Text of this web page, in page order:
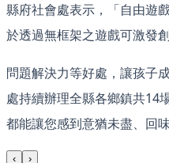
縣府社會處表示，「自由遊
於透過無框架之遊戲可激發創
問題解決力等好處，讓孩子
處持續辦理全縣各鄉鎮共14
都能讓您感到意猶未盡、回
‹ ›